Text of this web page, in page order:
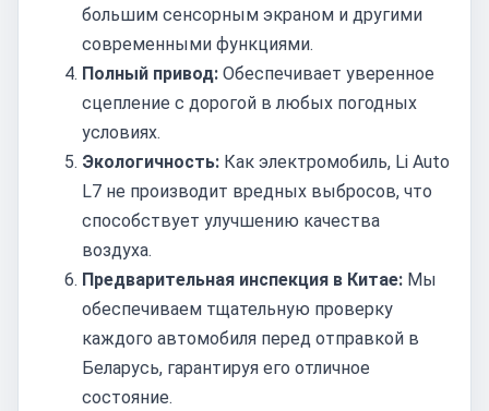
большим сенсорным экраном и другими
современными функциями.
Полный привод: Обеспечивает уверенное
сцепление с дорогой в любых погодных
условиях.
Экологичность: Как электромобиль, Li Auto
L7 не производит вредных выбросов, что
способствует улучшению качества
воздуха.
Предварительная инспекция в Китае: Мы
обеспечиваем тщательную проверку
каждого автомобиля перед отправкой в
Беларусь, гарантируя его отличное
состояние.